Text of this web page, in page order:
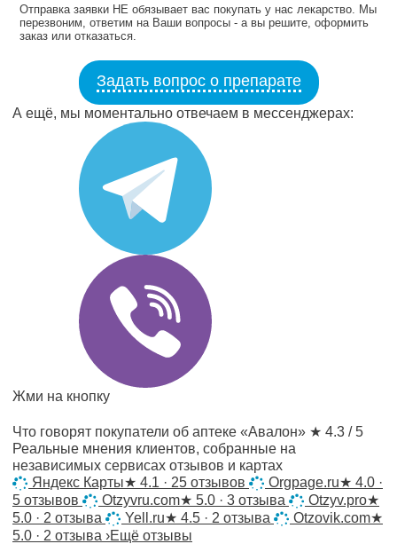
Отправка заявки НЕ обязывает вас покупать у нас лекарство. Мы
перезвоним, ответим на Ваши вопросы - а вы решите, оформить
заказ или отказаться.
Задать вопрос о препарате
А ещё, мы моментально отвечаем в мессенджерах:
Жми на кнопку
Что говорят покупатели об аптеке «Авалон» ★ 4.3 / 5
Реальные мнения клиентов, собранные на
независимых сервисах отзывов и картах
Яндекс Карты★ 4.1 · 25 отзывов Orgpage.ru★ 4.0 ·
5 отзывов
Otzyvru.com★ 5.0 · 3 отзыва Otzyv.pro★
5.0 · 2 отзыва
Yell.ru★ 4.5 · 2 отзыва Otzovik.com★
5.0 · 2 отзыва ›Ещё отзывы